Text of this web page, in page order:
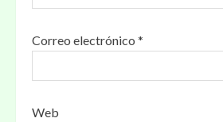
a
s
Correo electrónico *
Web